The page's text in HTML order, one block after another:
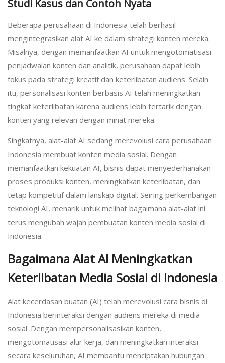
Studi Kasus dan Contoh Nyata
Beberapa perusahaan di Indonesia telah berhasil
mengintegrasikan alat AI ke dalam strategi konten mereka.
Misalnya, dengan memanfaatkan AI untuk mengotomatisasi
penjadwalan konten dan analitik, perusahaan dapat lebih
fokus pada strategi kreatif dan keterlibatan audiens. Selain
itu, personalisasi konten berbasis AI telah meningkatkan
tingkat keterlibatan karena audiens lebih tertarik dengan
konten yang relevan dengan minat mereka.
Singkatnya, alat-alat AI sedang merevolusi cara perusahaan
Indonesia membuat konten media sosial. Dengan
memanfaatkan kekuatan AI, bisnis dapat menyederhanakan
proses produksi konten, meningkatkan keterlibatan, dan
tetap kompetitif dalam lanskap digital. Seiring perkembangan
teknologi AI, menarik untuk melihat bagaimana alat-alat ini
terus mengubah wajah pembuatan konten media sosial di
Indonesia.
Bagaimana Alat AI Meningkatkan
Keterlibatan Media Sosial di Indonesia
Alat kecerdasan buatan (AI) telah merevolusi cara bisnis di
Indonesia berinteraksi dengan audiens mereka di media
sosial. Dengan mempersonalisasikan konten,
mengotomatisasi alur kerja, dan meningkatkan interaksi
secara keseluruhan, AI membantu menciptakan hubungan